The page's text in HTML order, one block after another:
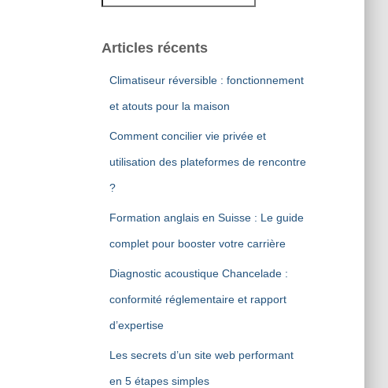
Articles récents
Climatiseur réversible : fonctionnement
et atouts pour la maison
Comment concilier vie privée et
utilisation des plateformes de rencontre
?
Formation anglais en Suisse : Le guide
complet pour booster votre carrière
Diagnostic acoustique Chancelade :
conformité réglementaire et rapport
d’expertise
Les secrets d’un site web performant
en 5 étapes simples